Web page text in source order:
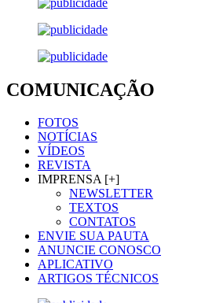
COMUNICAÇÃO
FOTOS
NOTÍCIAS
VÍDEOS
REVISTA
IMPRENSA [+]
NEWSLETTER
TEXTOS
CONTATOS
ENVIE SUA PAUTA
ANUNCIE CONOSCO
APLICATIVO
ARTIGOS TÉCNICOS